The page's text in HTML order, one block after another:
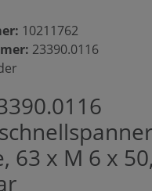
10211762
23390.0116
63 x M 6 x 50,